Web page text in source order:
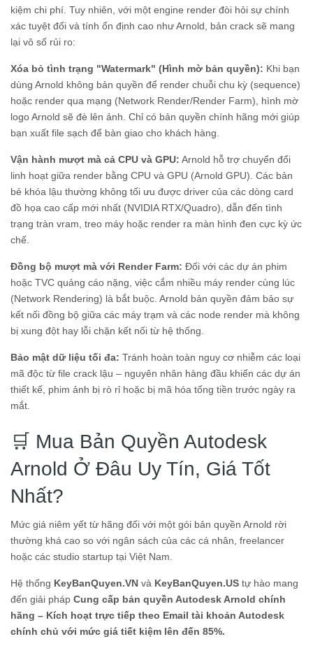
kiệm chi phí. Tuy nhiên, với một engine render đòi hỏi sự chính
xác tuyệt đối và tính ổn định cao như Arnold, bản crack sẽ mang
lại vô số rủi ro:
Xóa bỏ tình trạng "Watermark" (Hình mờ bản quyền): Khi bạn
dùng Arnold không bản quyền để render chuỗi chu kỳ (sequence)
hoặc render qua mạng (Network Render/Render Farm), hình mờ
logo Arnold sẽ đè lên ảnh. Chỉ có bản quyền chính hãng mới giúp
bạn xuất file sạch để bàn giao cho khách hàng.
Vận hành mượt mà cả CPU và GPU: Arnold hỗ trợ chuyển đổi
linh hoạt giữa render bằng CPU và GPU (Arnold GPU). Các bản
bẻ khóa lậu thường không tối ưu được driver của các dòng card
đồ họa cao cấp mới nhất (NVIDIA RTX/Quadro), dẫn đến tình
trạng tràn vram, treo máy hoặc render ra màn hình đen cực kỳ ức
chế.
Đồng bộ mượt mà với Render Farm: Đối với các dự án phim
hoặc TVC quảng cáo nặng, việc cắm nhiều máy render cùng lúc
(Network Rendering) là bắt buộc. Arnold bản quyền đảm bảo sự
kết nối đồng bộ giữa các máy trạm và các node render mà không
bị xung đột hay lỗi chặn kết nối từ hệ thống.
Bảo mật dữ liệu tối đa: Tránh hoàn toàn nguy cơ nhiễm các loại
mã độc từ file crack lậu – nguyên nhân hàng đầu khiến các dự án
thiết kế, phim ảnh bị rò rỉ hoặc bị mã hóa tống tiền trước ngày ra
mắt.
🛒 Mua Bản Quyền Autodesk
Arnold Ở Đâu Uy Tín, Giá Tốt
Nhất?
Mức giá niêm yết từ hãng đối với một gói bản quyền Arnold rời
thường khá cao so với ngân sách của các cá nhân, freelancer
hoặc các studio startup tại Việt Nam.
Hệ thống KeyBanQuyen.VN và KeyBanQuyen.US tự hào mang
đến giải pháp Cung cấp bản quyền Autodesk Arnold chính
hãng – Kích hoạt trực tiếp theo Email tài khoản Autodesk
chính chủ với mức giá tiết kiệm lên đến 85%.